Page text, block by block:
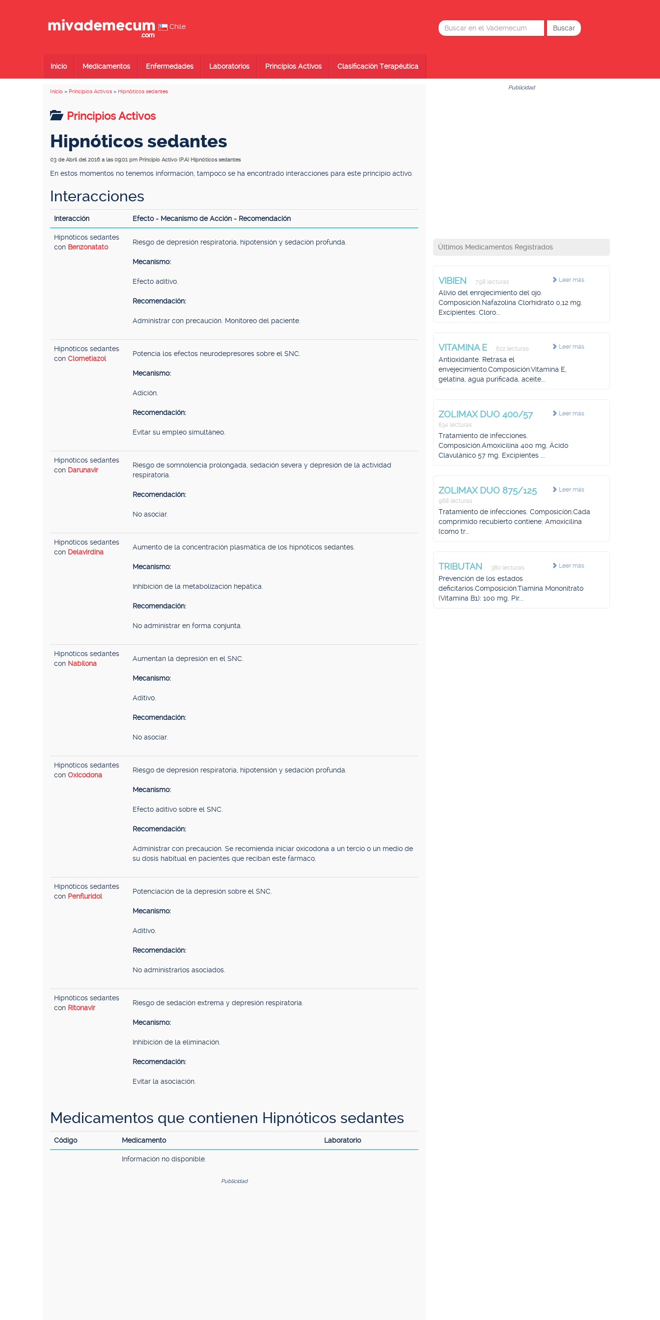
Chile
Inicio Medicamentos Enfermedades Laboratorios Principios Activos Clasificación Terapéutica
Inicio » Principios Activos » Hipnóticos sedantes
Principios Activos
Hipnóticos sedantes
03 de Abril del 2016 a las 09:01 pm Principio Activo (P.A) Hipnóticos sedantes
En estos momentos no tenemos información, tampoco se ha encontrado interacciones para este principio activo.
Interacciones
Interacción Efecto - Mecanismo de Acción - Recomendación
Hipnóticos sedantes
con Benzonatato
Riesgo de depresión respiratoria, hipotensión y sedación profunda.
Mecanismo:
Efecto aditivo.
Recomendación:
Administrar con precaución. Monitoreo del paciente.
Hipnóticos sedantes
con Clometiazol
Potencia los efectos neurodepresores sobre el SNC.
Mecanismo:
Adición.
Recomendación:
Evitar su empleo simultáneo.
Hipnóticos sedantes
con Darunavir
Riesgo de somnolencia prolongada, sedación severa y depresión de la actividad
respiratoria.
Recomendación:
No asociar.
Hipnóticos sedantes
con Delavirdina
Aumento de la concentración plasmática de los hipnóticos sedantes.
Mecanismo:
Inhibición de la metabolización hepática.
Recomendación:
No administrar en forma conjunta.
Hipnóticos sedantes
con Nabilona
Aumentan la depresión en el SNC.
Mecanismo:
Aditivo.
Recomendación:
No asociar.
Hipnóticos sedantes
con Oxicodona
Riesgo de depresión respiratoria, hipotensión y sedación profunda.
Mecanismo:
Efecto aditivo sobre el SNC.
Recomendación:
Administrar con precaución. Se recomienda iniciar oxicodona a un tercio o un medio de
su dosis habitual en pacientes que reciban este fármaco.
Hipnóticos sedantes
con Penfluridol
Potenciación de la depresión sobre el SNC.
Mecanismo:
Aditivo.
Recomendación:
No administrarlos asociados.
Hipnóticos sedantes
con Ritonavir
Riesgo de sedación extrema y depresión respiratoria.
Mecanismo:
Inhibición de la eliminación.
Recomendación:
Evitar la asociación.
Medicamentos que contienen Hipnóticos sedantes
Código Medicamento Laboratorio
Información no disponible.
Publicidad
Publicidad
Últimos Medicamentos Registrados
Leer más
VIBIEN 798 lecturas
Alivio del enrojecimiento del ojo.
Composición.Nafazolina Clorhidrato 0,12 mg.
Excipientes: Cloro...
Leer más
VITAMINA E 622 lecturas
Antioxidante. Retrasa el
envejecimiento.Composición.Vitamina E,
gelatina, agua purificada, aceite...
Leer más
ZOLIMAX DUO 400/57
634 lecturas
Tratamiento de infecciones.
Composición.Amoxicilina 400 mg, Ácido
Clavulánico 57 mg. Excipientes ...
Leer más
ZOLIMAX DUO 875/125
968 lecturas
Tratamiento de infecciones. Composición.Cada
comprimido recubierto contiene: Amoxicilina
(como tr...
Leer más
TRIBUTAN 380 lecturas
Prevención de los estados
deficitarios.Composición.Tiamina Mononitrato
(Vitamina B1): 100 mg. Pir...